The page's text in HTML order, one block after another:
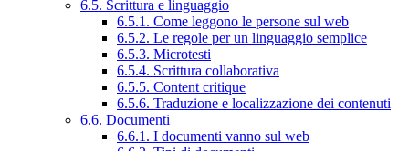
6.5. Scrittura e linguaggio
6.5.1. Come leggono le persone sul web
6.5.2. Le regole per un linguaggio semplice
6.5.3. Microtesti
6.5.4. Scrittura collaborativa
6.5.5. Content critique
6.5.6. Traduzione e localizzazione dei contenuti
6.6. Documenti
6.6.1. I documenti vanno sul web